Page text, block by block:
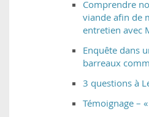
Comprendre
viande afin de
entretien avec
Enquête dans
barreaux
3 questions à
Témoignage –